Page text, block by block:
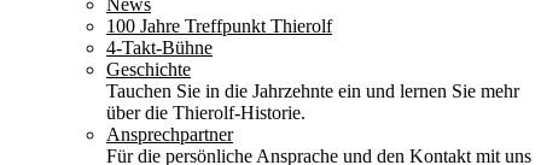
News
100 Jahre Treffpunkt Thierolf
4-Takt-Bühne
Geschichte
Tauchen Sie in die Jahrzehnte ein und lernen Sie mehr
über die Thierolf-Historie.
Ansprechpartner
Für die persönliche Ansprache und den Kontakt mit uns